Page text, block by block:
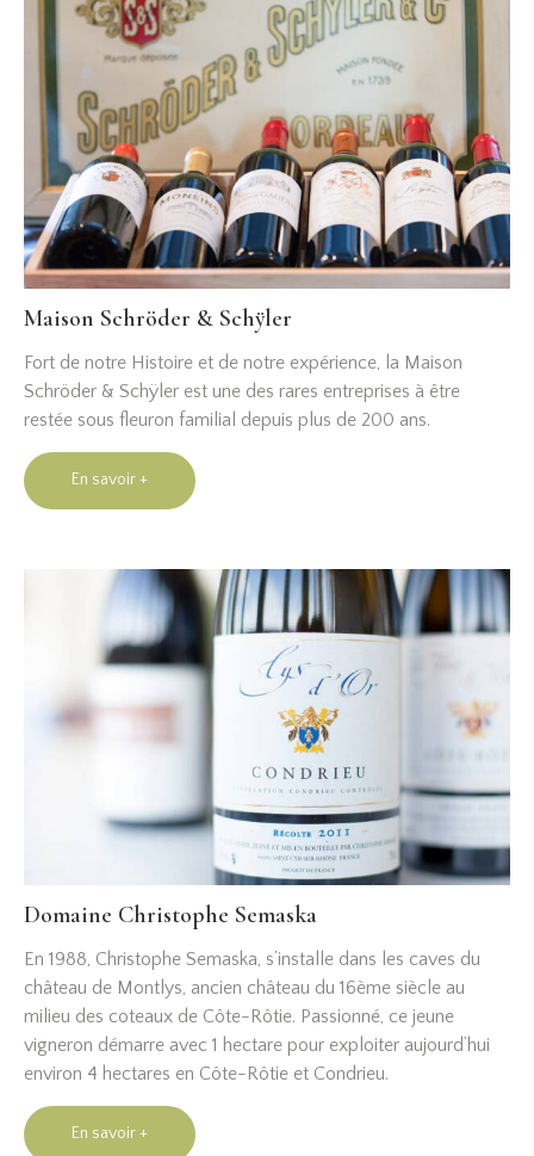
Maison Schröder & Schÿler
Fort de notre Histoire et de notre expérience, la Maison
Schröder & Schÿler est une des rares entreprises à être
restée sous fleuron familial depuis plus de 200 ans.
En savoir +
Domaine Christophe Semaska
En 1988, Christophe Semaska, s’installe dans les caves du
château de Montlys, ancien château du 16ème siècle au
milieu des coteaux de Côte-Rôtie. Passionné, ce jeune
vigneron démarre avec 1 hectare pour exploiter aujourd’hui
environ 4 hectares en Côte-Rôtie et Condrieu.
En savoir +